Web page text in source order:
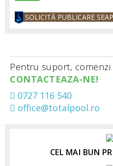
SOLICITĂ PUBLICARE SEAP
Pentru suport,
CONTACTEAZA-NE!
0727 116 540
office@totalpool.ro
CEL MAI BUN